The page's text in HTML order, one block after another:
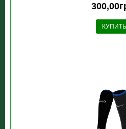
КУПИТЬ